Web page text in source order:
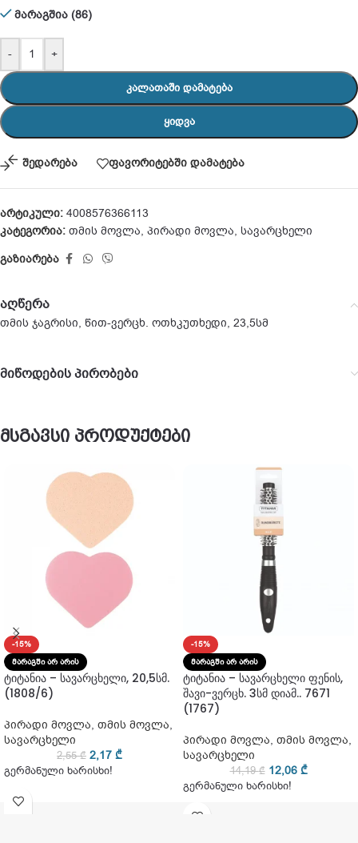
მარაგშია (86)
- +
ᲙᲐᲚᲐᲗᲐᲨᲘ ᲓᲐᲛᲐᲢᲔᲑᲐ
ᲧᲘᲓᲕᲐ
შედარება ფავორიტებში დამატება
არტიკული: 4008576366113
კატეგორია: თმის მოვლა, პირადი მოვლა, სავარცხელი
გაზიარება
აღწერა
თმის ჯაგრისი, წით-ვერცხ. ოთხკუთხედი, 23,5სმ
მიწოდების პირობები
მსგავსი პროდუქტები
-15%
ᲛᲐᲠᲐᲒᲨᲘ ᲐᲠ ᲐᲠᲘᲡ
ტიტანია – სავარცხელი, 20,5სმ.
(1808/6)
პირადი მოვლა, თმის მოვლა,
სავარცხელი
2,55₾ 2,17 ₾
გერმანული ხარისხი!
-15%
ᲛᲐᲠᲐᲒᲨᲘ ᲐᲠ ᲐᲠᲘᲡ
ტიტანია – სავარცხელი ფენის,
შავი-ვერცხ. 3სმ დიამ.. 7671
(1767)
პირადი მოვლა, თმის მოვლა,
სავარცხელი
14,19₾ 12,06 ₾
გერმანული ხარისხი!